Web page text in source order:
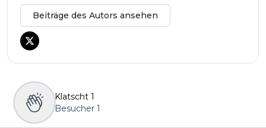
Beiträge des Autors ansehen
Klatscht 1
Besucher 1